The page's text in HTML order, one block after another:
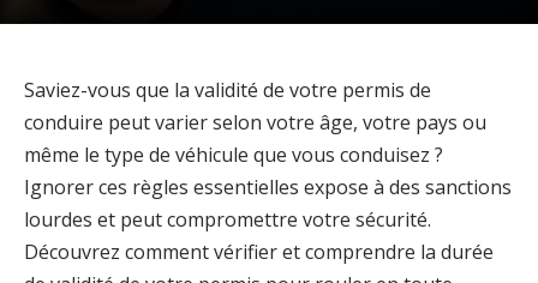
Saviez-vous que la validité de votre permis de
conduire peut varier selon votre âge, votre pays ou
même le type de véhicule que vous conduisez ?
Ignorer ces règles essentielles expose à des sanctions
lourdes et peut compromettre votre sécurité.
Découvrez comment vérifier et comprendre la durée